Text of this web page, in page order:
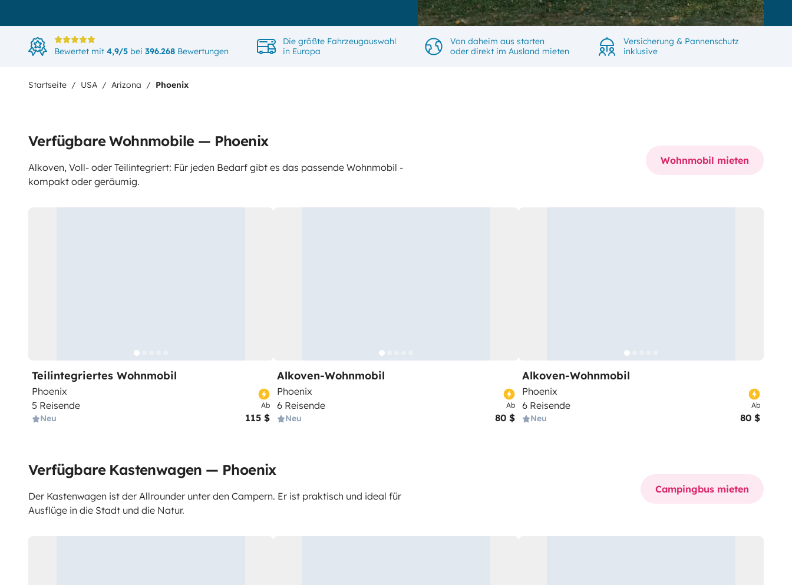
Bewertet mit 4,9/5 bei 396.268 Bewertungen
Die größte Fahrzeugauswahl
in Europa
Von daheim aus starten
oder direkt im Ausland mieten
Versicherung & Pannenschutz
inklusive
Startseite USA Arizona Phoenix
Verfügbare Wohnmobile — Phoenix
Alkoven, Voll- oder Teilintegriert: Für jeden Bedarf gibt es das passende Wohnmobil -
kompakt oder geräumig.
Wohnmobil mieten
Teilintegriertes Wohnmobil
Phoenix
5 Reisende
Neu
Ab
115 $
Alkoven-Wohnmobil
Phoenix
6 Reisende
Neu
Ab
80 $
Alkoven-Wohnmobil
Phoenix
6 Reisende
Neu
Ab
80 $
Verfügbare Kastenwagen — Phoenix
Der Kastenwagen ist der Allrounder unter den Campern. Er ist praktisch und ideal für
Ausflüge in die Stadt und die Natur.
Campingbus mieten